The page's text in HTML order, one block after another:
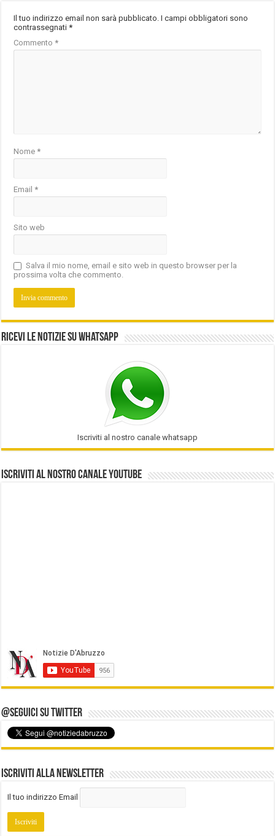
Il tuo indirizzo email non sarà pubblicato. I campi obbligatori sono
contrassegnati*
Commento*
Nome*
Email*
Sito web
Salva il mio nome, email e sito web in questo browser per la
prossima volta che commento.
Ricevi le notizie su Whatsapp
Iscriviti al nostro canale whatsapp
Iscriviti al nostro Canale Youtube
@Seguici su Twitter
Iscriviti alla Newsletter
Il tuo indirizzo Email